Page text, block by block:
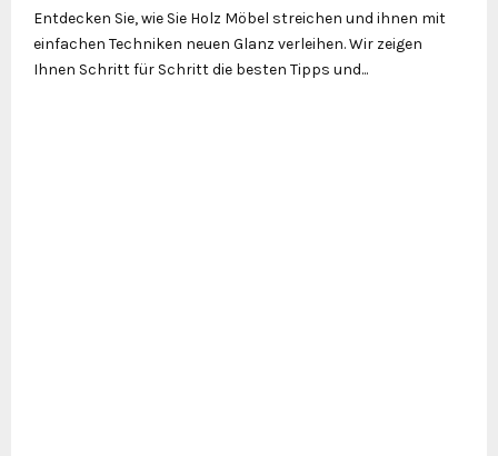
Entdecken Sie, wie Sie Holz Möbel streichen und ihnen mit
einfachen Techniken neuen Glanz verleihen. Wir zeigen
Ihnen Schritt für Schritt die besten Tipps und...